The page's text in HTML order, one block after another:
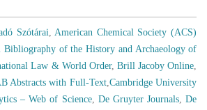
Szótárai,American Chemical Society (ACS)
of the History and Archaeology of
Law & World Order, Brill Jacoby Online,
Abstracts with Full-Text,Cambridge University
– Web of Science, De Gruyter Journals,De